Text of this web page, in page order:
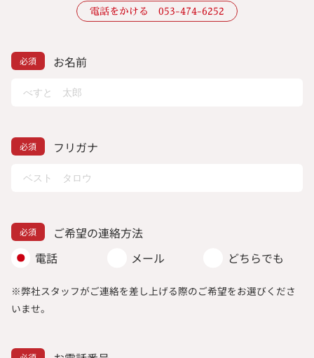
電話をかける 053-474-6252
お名前
フリガナ
ご希望の連絡方法
電話
メール どちらでも
※弊社スタッフがご連絡を差し上げる際のご希望をお選びくださ
いませ。